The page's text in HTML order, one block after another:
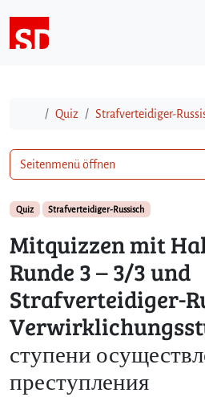
StartQuiz Strafverteidiger-
Quiz Strafverteidiger-Russisch
Mitquizzen mit
Runde 3 – 3/3 und
Strafverteidiger-
ступени
преступления
Seitenmenü öffnen